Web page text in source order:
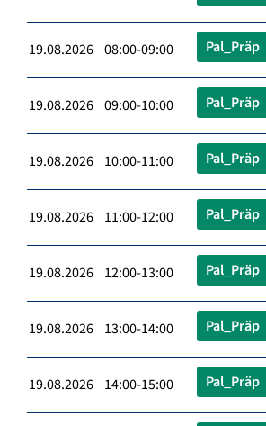
19.08.2026 08:00-09:00 Pal_Präp
19.08.2026 09:00-10:00 Pal_Präp
19.08.2026 10:00-11:00 Pal_Präp
19.08.2026 11:00-12:00 Pal_Präp
19.08.2026 12:00-13:00 Pal_Präp
19.08.2026 13:00-14:00 Pal_Präp
19.08.2026 14:00-15:00 Pal_Präp